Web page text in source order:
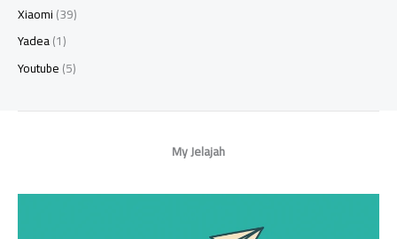
Xiaomi(39)
Yadea(1)
Youtube(5)
My Jelajah